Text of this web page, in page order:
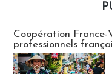
Coopération
professionnels